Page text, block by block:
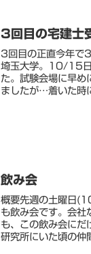
3回目の宅建士
3回目の正直今年で
埼玉大学。10/15日
た。試験会場に早め
ましたが…着いた時
飲み会
概要先週の土曜日
も飲み会です。会社
も、この飲み会にだ
研究所にいた頃の仲